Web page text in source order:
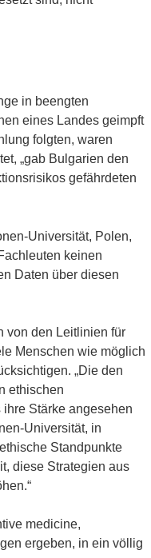
in beengten
eines Landes geimpft
folgten, waren
„gab Bulgarien den
gefährdeten
Universität, Polen,
keinen
Daten über diesen
von den Leitlinien für
Menschen wie möglich
„Die den
ethischen
Stärke angesehen
Universität, in
Standpunkte
diese Strategien aus
medicine,
ergeben, in ein völlig